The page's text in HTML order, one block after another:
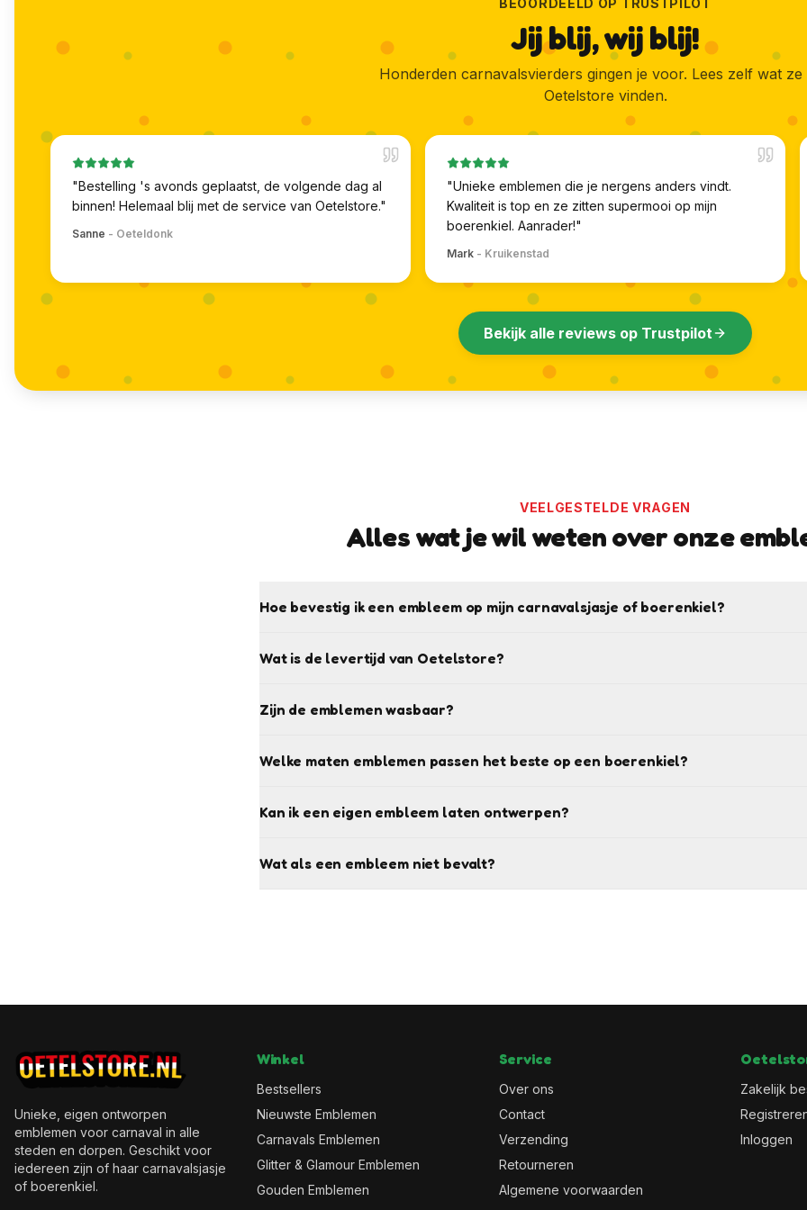
BEOORDEELD OP TRUSTPILOT
Jij blij, wij blij!
Honderden carnavalsvierders gingen je voor. Lees zelf wat ze
Oetelstore vinden.
"Bestelling 's avonds geplaatst, de volgende dag al
binnen! Helemaal blij met de service van Oetelstore."
Sanne - Oeteldonk
"Unieke emblemen die je nergens anders vindt.
Kwaliteit is top en ze zitten supermooi op mijn
boerenkiel. Aanrader!"
Mark - Kruikenstad
Bekijk alle reviews op Trustpilot
VEELGESTELDE VRAGEN
Alles wat je wil weten over onze
Hoe bevestig ik een embleem op mijn carnavalsjasje of boerenkiel?
Wat is de levertijd van Oetelstore?
Zijn de emblemen wasbaar?
Welke maten emblemen passen het beste op een boerenkiel?
Kan ik een eigen embleem laten ontwerpen?
Wat als een embleem niet bevalt?
Unieke, eigen ontworpen
emblemen voor carnaval in alle
steden en dorpen. Geschikt voor
iedereen zijn of haar carnavalsjasje
of boerenkiel.
Winkel
Bestsellers
Nieuwste Emblemen
Carnavals Emblemen
Glitter & Glamour Emblemen
Gouden Emblemen
Service
Over ons
Contact
Verzending
Retourneren
Algemene voorwaarden
Zakelijk
Inloggen